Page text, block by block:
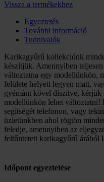
Vissza a termékekhez
Egyeztetés
További információ
Tudnivalók
Karikagyűrű kollekciónk
készítjük. Amennyiben
változtatna egy modellünkön,
felülete helyett legyen matt,
gyémánt kővel díszítve,
modellünkön lehet
segítségét telefonon, vagy
üzletünkben ahol rögtön
feledje, amennyiben az
feltűntetett karikagyűrű árából
Időpont egyeztetése